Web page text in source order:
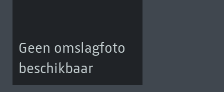
Geen omslagfoto
beschikbaar